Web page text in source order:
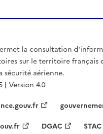
la consultation
sur le territoire français
sécurité aérienne.
| Version 4.0
DGAC STAC